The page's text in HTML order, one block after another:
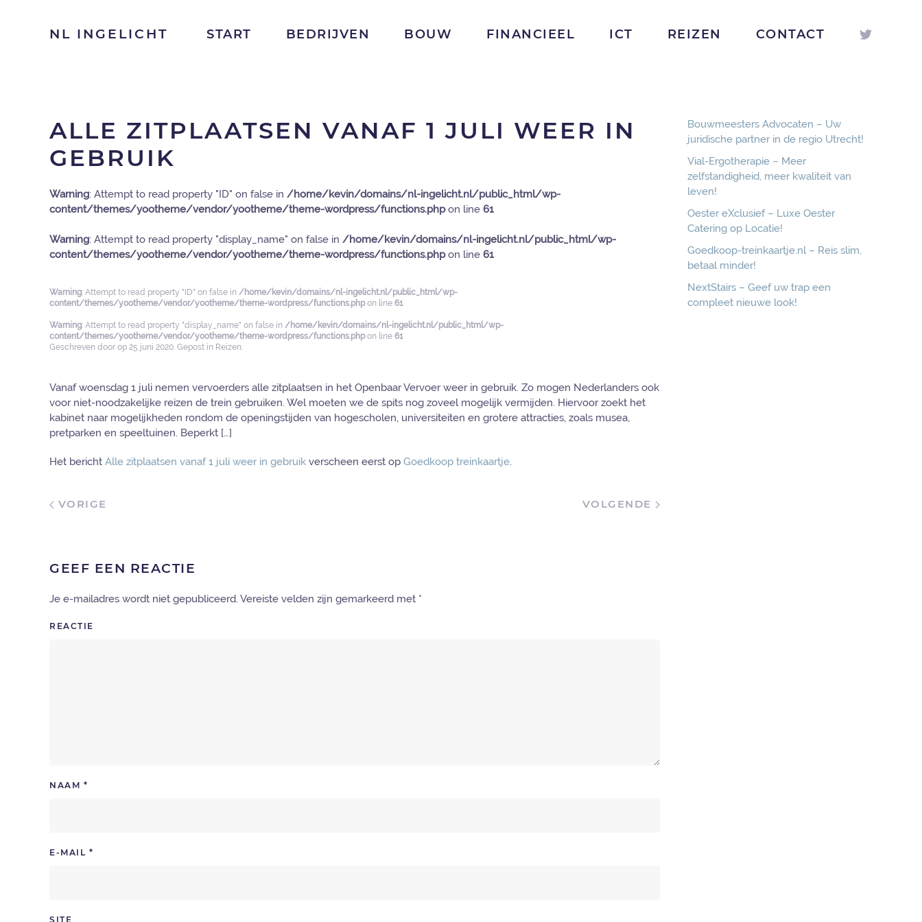
NL INGELICHT START BEDRIJVEN BOUW FINANCIEEL ICT REIZEN CONTACT
ALLE ZITPLAATSEN VANAF 1 JULI WEER IN
GEBRUIK
Warning: Attempt to read property "ID" on false in /home/kevin/domains/nl-ingelicht.nl/public_html/wp-
content/themes/yootheme/vendor/yootheme/theme-wordpress/functions.phpon line 61
Warning: Attempt to read property "display_name" on false in /home/kevin/domains/nl-ingelicht.nl/public_html/wp-
content/themes/yootheme/vendor/yootheme/theme-wordpress/functions.phpon line 61
Warning: Attempt to read property "ID" on false in /home/kevin/domains/nl-ingelicht.nl/public_html/wp-
content/themes/yootheme/vendor/yootheme/theme-wordpress/functions.phpon line 61
Warning: Attempt to read property "display_name" on false in /home/kevin/domains/nl-ingelicht.nl/public_html/wp-
content/themes/yootheme/vendor/yootheme/theme-wordpress/functions.phpon line 61
Geschreven door op 25 juni 2020. Gepost in Reizen.
Vanaf woensdag 1 juli nemen vervoerders alle zitplaatsen in het Openbaar Vervoer weer in gebruik. Zo mogen Nederlanders ook
voor niet-noodzakelijke reizen de trein gebruiken. Wel moeten we de spits nog zoveel mogelijk vermijden. Hiervoor zoekt het
kabinet naar mogelijkheden rondom de openingstijden van hogescholen, universiteiten en grotere attracties, zoals musea,
pretparken en speeltuinen. Beperkt […]
Het bericht Alle zitplaatsen vanaf 1 juli weer in gebruik verscheen eerst op Goedkoop treinkaartje.
VORIGE VOLGENDE
GEEF EEN REACTIE
Je e-mailadres wordt niet gepubliceerd. Vereiste velden zijn gemarkeerd met *
REACTIE
NAAM *
E-MAIL *
SITE
Bouwmeesters Advocaten – Uw
juridische partner in de regio Utrecht!
Vial-Ergotherapie – Meer
zelfstandigheid, meer kwaliteit van
leven!
Oester eXclusief – Luxe Oester
Catering op Locatie!
Goedkoop-treinkaartje.nl – Reis slim,
betaal minder!
NextStairs – Geef uw trap een
compleet nieuwe look!